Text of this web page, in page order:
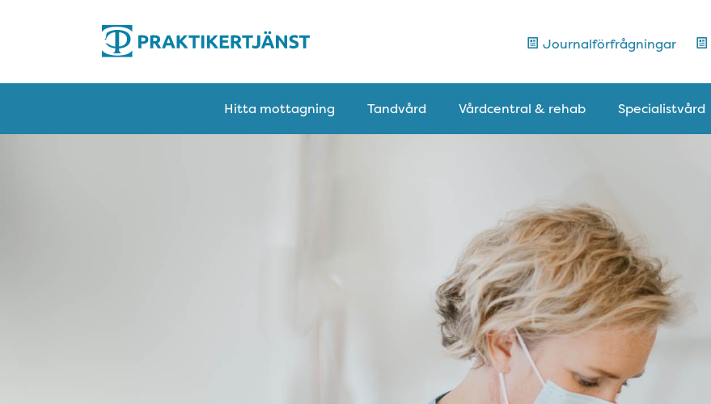
Journalförfrågningar
Hitta mottagning Tandvård Vårdcentral & rehab Specialistvård